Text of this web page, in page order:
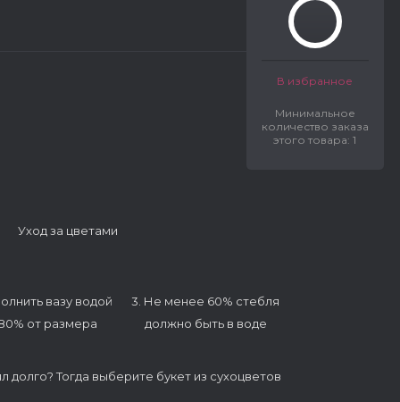
В избранное
Минимальное
количество заказа
этого товара: 1
Уход за цветами
вазу водой
от размера
3. Не менее 60% стебля
должно быть в воде
долго? Тогда выберите букет из сухоцветов